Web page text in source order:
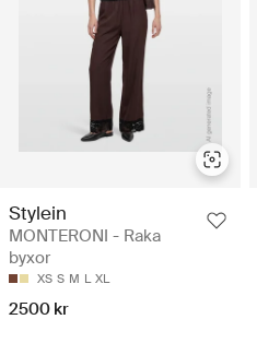
Stylein
MONTERONI - Raka
byxor
XS S M L XL
2500 kr